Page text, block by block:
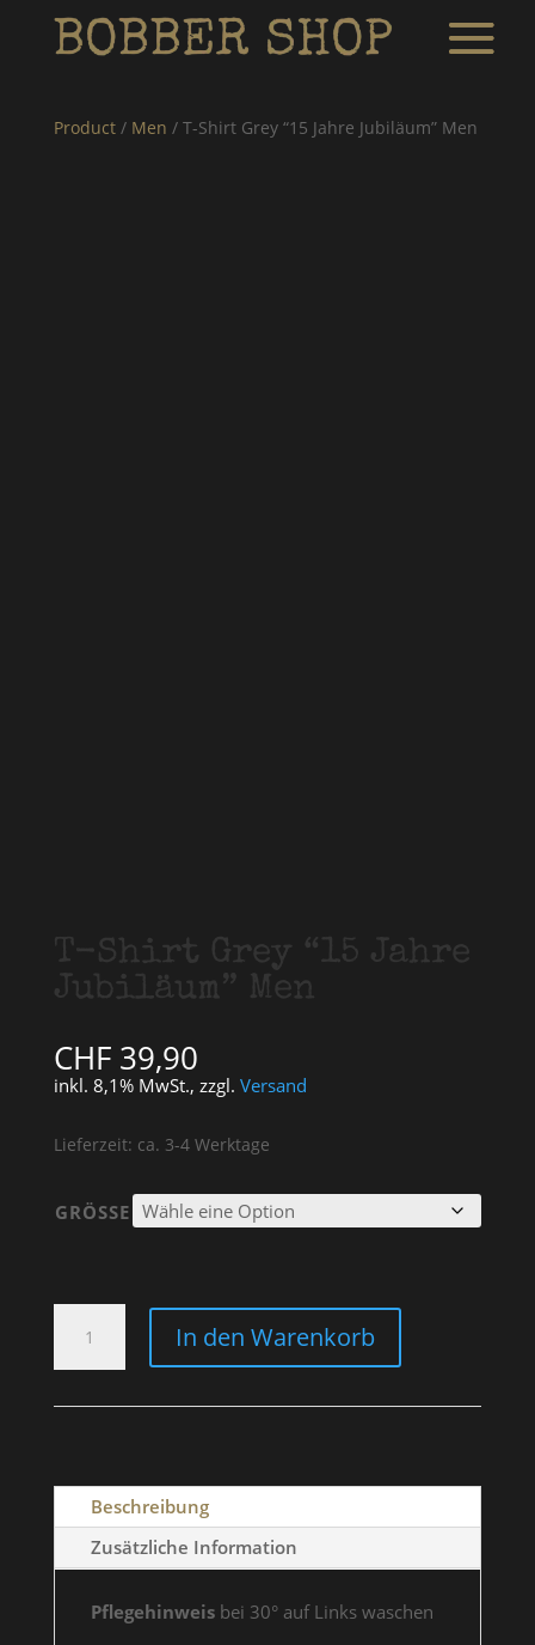
Product/ Men / T-Shirt Grey “15 Jahre Jubiläum” Men
T-Shirt Grey “15 Jahre
Jubiläum” Men
CHF39,90
inkl. 8,1% MwSt., zzgl. Versand
Lieferzeit: ca. 3-4 Werktage
GRÖSSE
SHIRT
GREY
MEN
MENGE
In den Warenkorb
Beschreibung
Zusätzliche Information
Pflegehinweis bei 30° auf Links waschen